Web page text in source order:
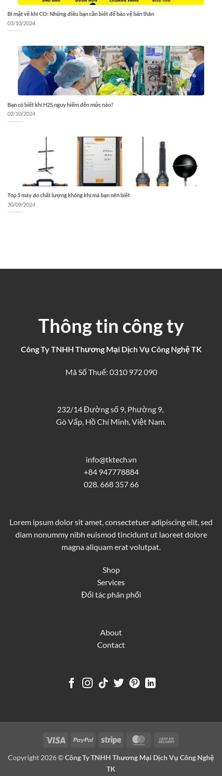
Bí mật về khí CO: Những điều bạn cần biết để bảo vệ bản thân
03/10/2024
Bạn có biết khí H2S nguy hiểm đến mức nào?
02/10/2024
Top 5 máy đo chất lượng không khí mà bạn nên biết
30/09/2024
Thông tin công ty
Công Ty TNHH Thương Mại Dịch Vụ Công Nghệ TK
Mã Số Thuế: 0310 972 090
232/14 Đường số 9, Phường 9,
Gò Vấp, Hồ Chí Minh, Việt Nam.
info@tktech.vn
+84 947778884
028. 668 357 66
Lorem ipsum dolor sit amet, consectetuer adipiscing elit, sed
diam nonummy nibh euismod tincidunt ut laoreet dolore
magna aliquam erat volutpat.
Shop
Services
Đối tác phân phối
About
Contact
Visa PayPal Stripe MasterCard
Delivery
Copyright 2026 ©Công Ty TNHH Thương Mại Dịch Vụ Công Nghệ
TK